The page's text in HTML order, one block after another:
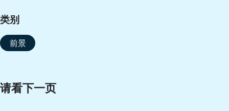
请看下一页
类别
前景